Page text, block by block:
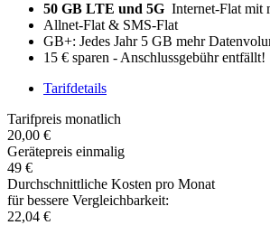
50 GB LTE und 5G Internet-Flat mit
Allnet-Flat & SMS-Flat
GB+: Jedes Jahr 5 GB mehr
15 € sparen - Anschlussgebühr entfällt!
Tarifdetails
Tarifpreis monatlich
20,00 €
Gerätepreis einmalig
49 €
Durchschnittliche Kosten pro Monat
für bessere Vergleichbarkeit:
22,04 €